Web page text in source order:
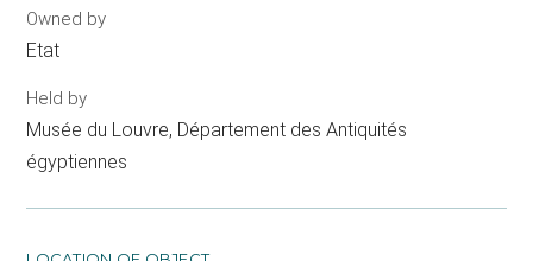
Owned by
Etat
Held by
Musée du Louvre, Département des Antiquités
égyptiennes